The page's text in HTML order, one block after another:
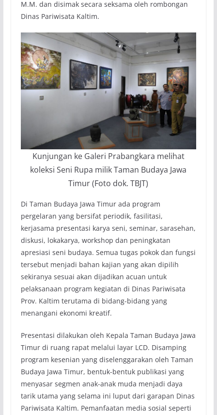
M.M. dan disimak secara seksama oleh rombongan
Dinas Pariwisata Kaltim.
Kunjungan ke Galeri Prabangkara melihat
koleksi Seni Rupa milik Taman Budaya Jawa
Timur (Foto dok. TBJT)
Di Taman Budaya Jawa Timur ada program
pergelaran yang bersifat periodik, fasilitasi,
kerjasama presentasi karya seni, seminar, sarasehan,
diskusi, lokakarya, workshop dan peningkatan
apresiasi seni budaya. Semua tugas pokok dan fungsi
tersebut menjadi bahan kajian yang akan dipilih
sekiranya sesuai akan dijadikan acuan untuk
pelaksanaan program kegiatan di Dinas Pariwisata
Prov. Kaltim terutama di bidang-bidang yang
menangani ekonomi kreatif.
Presentasi dilakukan oleh Kepala Taman Budaya Jawa
Timur di ruang rapat melalui layar LCD. Disamping
program kesenian yang diselenggarakan oleh Taman
Budaya Jawa Timur, bentuk-bentuk publikasi yang
menyasar segmen anak-anak muda menjadi daya
tarik utama yang selama ini luput dari garapan Dinas
Pariwisata Kaltim. Pemanfaatan media sosial seperti